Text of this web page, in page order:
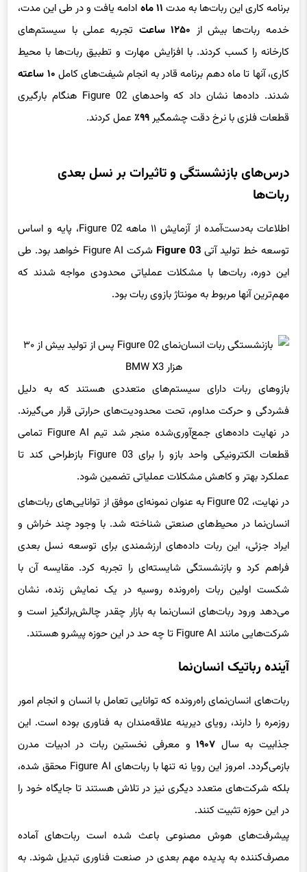
خدمه ربات‌ها بیش از۱۲۵۰ ساعت
تجربه عملی با سیستم‌های
کارخانه را کسب کردند. با افزایش مهارت و تطبیق ربات‌ها با محیط
کاری، آنها تا ماه دهم برنامه قادر به انجام شیفت‌های کامل ۱۰ ساعته
شدند. داده‌ها نشان داد که واحدهای Figure 02 هنگام بارگیری
قطعات فلزی با نرخ دقت چشمگیر۹۹٪ عمل کردند.
ربات‌ها
توسعه خط تولید آتی Figure 03
شرکت Figure AI خواهد بود. طی
این دوره، ربات‌ها با مشکلات عملیاتی محدودی مواجه شدند که
مهم‌ترین آنها مربوط به مونتاژ بازوی ربات بود.
بازوهای ربات دارای سیستم‌های متعددی هستند که به دلیل
فشردگی و حرکت مداوم، تحت محدودیت‌های حرارتی قرار می‌گیرند.
در نهایت داده‌های جمع‌آوری‌شده منجر شد تیم Figure AI تمامی
قطعات الکترونیکی واحد بازو را برای Figure 03 بازطراحی کند تا
عملکرد بهتر و کاهش مشکلات عملیاتی تضمین شود.
در نهایت، Figure 02 به عنوان نمونه‌ای موفق از توانایی‌های ربات‌های
انسان‌نما در محیط‌های صنعتی شناخته شد. با وجود چند خراش و
ایراد جزئی، این ربات داده‌های ارزشمندی برای توسعه نسل بعدی
فراهم کرد و بازنشستگی شایسته‌ای را تجربه کرد. مقایسه آن با
شکست اولین ربات راه‌رونده روسیه در یک نمایش زنده، نشان
می‌دهد ورود ربات‌های انسان‌نما به بازار چقدر چالش‌برانگیز است و
شرکت‌هایی مانند Figure AI تا چه حد در این حوزه پیشرو هستند.
روزمره را دارند، رویای دیرینه علاقه‌مندان به فناوری بوده است. این
جذابیت به سال۱۹۰۷ و معرفی نخستین ربات در ادبیات مدرن
بازمی‌گردد. امروز این رویا نه تنها با ربات‌های Figure AI محقق شده،
بلکه شرکت‌های متعدد دیگری نیز در تلاش‌ هستند تا جایگاه خود را
در این حوزه تثبیت کنند.
پیشرفت‌های هوش مصنوعی باعث شده است ربات‌های آماده
مصرف‌کننده به پدیده مهم بعدی در صنعت فناوری تبدیل شوند. به
عنوان مثال، شرکت آلمانی Neura اوایل سال جاری ربات4NE1خود